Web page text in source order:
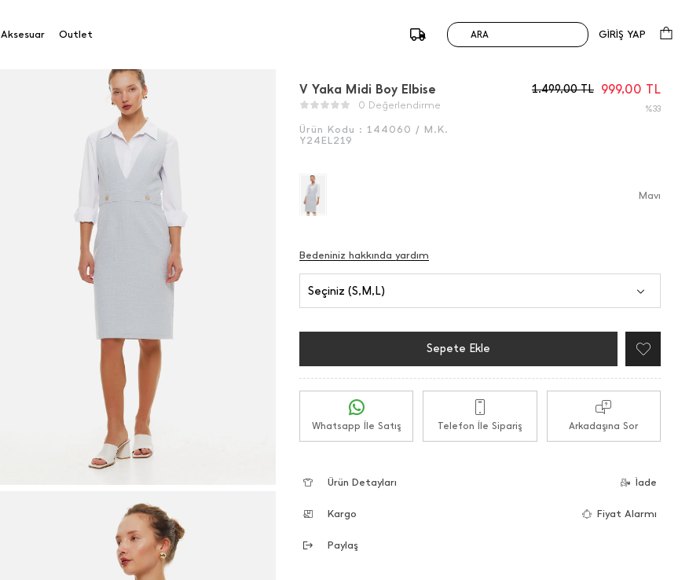
Aksesuar Outlet ARA GİRİŞ YAP
V Yaka Midi Boy Elbise
0 Değerlendirme
Ürün Kodu : 144060 / M.K.
Y24EL219
1.499,00TL 999,00 TL
%33
Mavı
Bedeniniz hakkında yardım
Seçiniz (S,M,L)
Sepete Ekle
Whatsapp İle Satış Telefon İle Sipariş Arkadaşına Sor
Ürün Detayları İade
Kargo Fiyat Alarmı
Paylaş